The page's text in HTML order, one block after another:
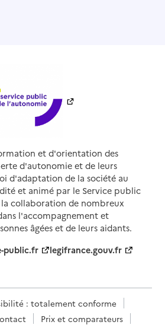
et d'orientation des
d'autonomie et de leurs
d'adaptation de la société au
et animé par le Service public
collaboration de nombreux
l'accompagnement et
âgées et de leurs aidants.
public.fr
legifrance.gouv.fr
: totalement conforme
Prix et comparateurs